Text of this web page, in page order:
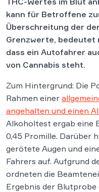
kann für Betroffene
Überschreitung der
Grenzwerte, bedeutet
dass ein Autofahrer
von Cannabis steht.
Zum Hintergrund: Die
Rahmen einer
angehalten und einen
Alkoholtest ergab eine
0,45 Promille. Darüber
gerötete Augen und
Fahrers auf. Aufgrund
ordneten die
Ergebnis der